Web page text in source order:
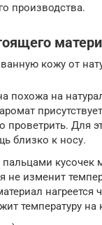
производства.
кожу от
похожа на
проветрить. Для
близко к носу.
кусочек
не изменит
нагреется
температуру на